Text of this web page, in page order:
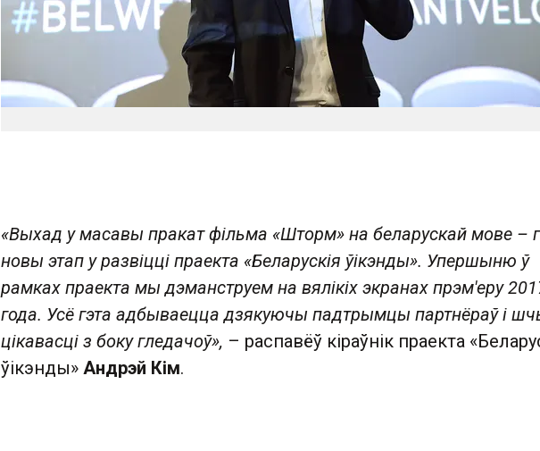
«Выхад у масавы пракат фільма «Шторм» на беларускай мове –
новы этап у развіцці праекта «Беларускія ўікэнды». Упершыню ў
рамках праекта мы дэманструем на вялікіх экранах прэм'еру
года. Усё гэта адбываецца дзякуючы падтрымцы партнёраў і
цікавасці з боку гледачоў», – распавёў кіраўнік праекта
ўікэнды» Андрэй Кім.